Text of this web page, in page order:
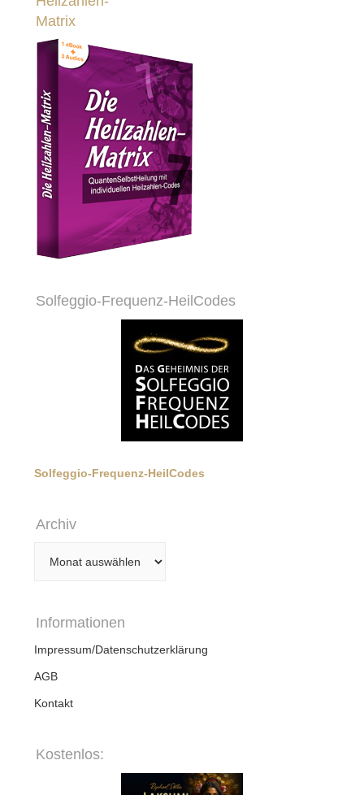
Matrix
Solfeggio-Frequenz-HeilCodes
Solfeggio-Frequenz-HeilCodes
Archiv
Informationen
Impressum/Datenschutzerklärung
AGB
Kontakt
Kostenlos: